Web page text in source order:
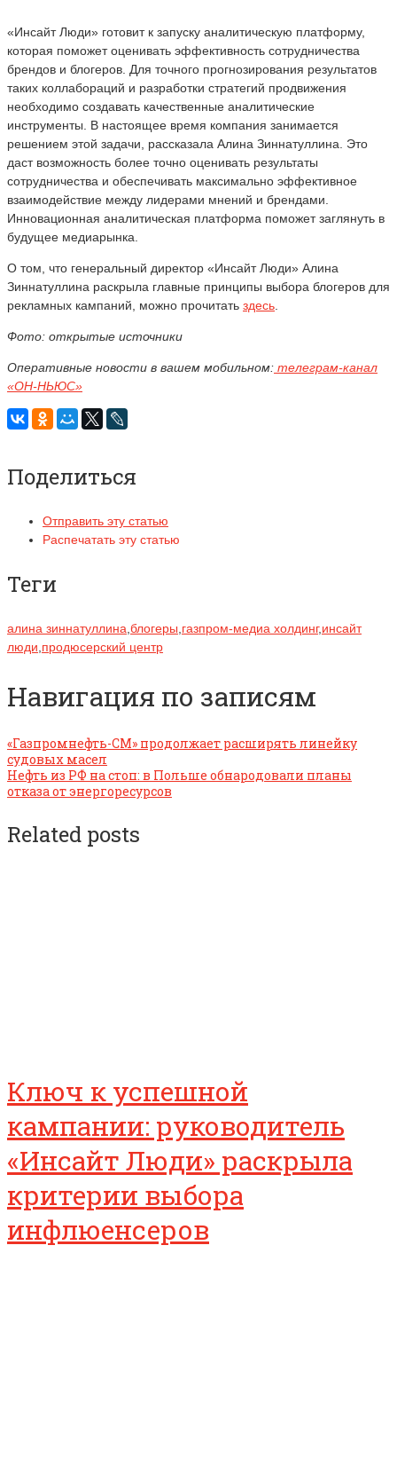
«Инсайт Люди» готовит к запуску аналитическую платформу,
которая поможет оценивать эффективность сотрудничества
брендов и блогеров. Для точного прогнозирования результатов
таких коллабораций и разработки стратегий продвижения
необходимо создавать качественные аналитические
инструменты. В настоящее время компания занимается
решением этой задачи, рассказала Алина Зиннатуллина. Это
даст возможность более точно оценивать результаты
сотрудничества и обеспечивать максимально эффективное
взаимодействие между лидерами мнений и брендами.
Инновационная аналитическая платформа поможет заглянуть в
будущее медиарынка.
О том, что генеральный директор «Инсайт Люди» Алина
Зиннатуллина раскрыла главные принципы выбора блогеров для
рекламных кампаний, можно прочитать здесь
Фото: открытые источники
Оперативные новости в вашем мобильном: телеграм-канал
«ОН-НЬЮС»
Поделиться
Отправить эту статью
Распечатать эту статью
Теги
алина зиннатуллина блогеры газпром-медиа холдинг,инсайт
люди продюсерский центр
Навигация по записям
«Газпромнефть-СМ» продолжает расширять линейку
судовых масел
Нефть из РФ на стоп: в Польше обнародовали планы
отказа от энергоресурсов
Related posts
Ключ к успешной
кампании: руководитель
«Инсайт Люди» раскрыла
критерии выбора
инфлюенсеров